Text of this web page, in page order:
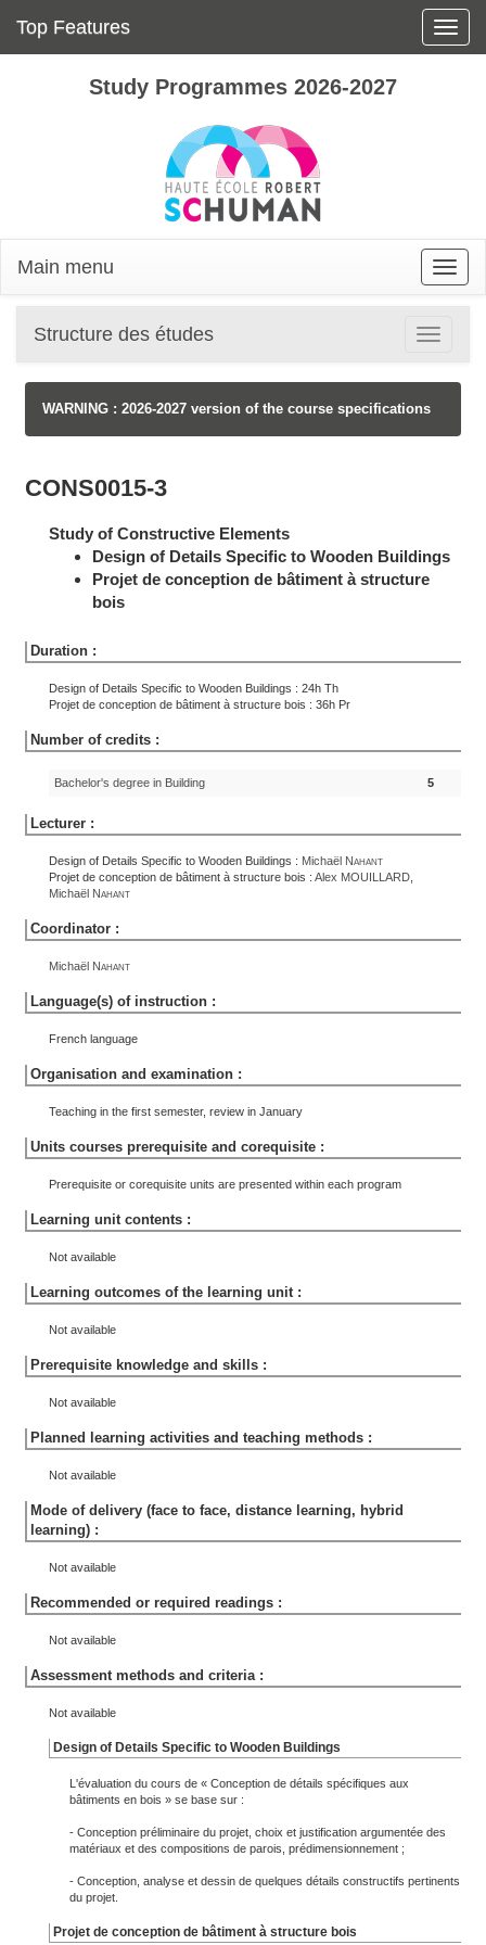
Toggle
Top Features
Study Programmes 2026-2027
Toggle
Main menu
Toggle
Structure des études
WARNING : 2026-2027 version of the course specifications
CONS0015-3
Study of Constructive Elements
Design of Details Specific to Wooden Buildings
Projet de conception de bâtiment à structure
bois
Duration :
Design of Details Specific to Wooden Buildings : 24h Th
Projet de conception de bâtiment à structure bois : 36h Pr
Number of credits :
Bachelor's degree in Building 5
Lecturer :
Design of Details Specific to Wooden Buildings : Michaël Nahant
Projet de conception de bâtiment à structure bois : Alex MOUILLARD
Michaël Nahant
Coordinator :
Michaël Nahant
Language(s) of instruction :
French language
Organisation and examination :
Teaching in the first semester, review in January
Units courses prerequisite and corequisite :
Prerequisite or corequisite units are presented within each program
Learning unit contents :
Not available
Learning outcomes of the learning unit :
Not available
Prerequisite knowledge and skills :
Not available
Planned learning activities and teaching methods :
Not available
Mode of delivery (face to face, distance learning, hybrid
learning) :
Not available
Recommended or required readings :
Not available
Assessment methods and criteria :
Not available
Design of Details Specific to Wooden Buildings
L'évaluation du cours de « Conception de détails spécifiques aux
bâtiments en bois » se base sur :
- Conception préliminaire du projet, choix et justification argumentée des
matériaux et des compositions de parois, prédimensionnement ;
- Conception, analyse et dessin de quelques détails constructifs pertinents
du projet.
Projet de conception de bâtiment à structure bois